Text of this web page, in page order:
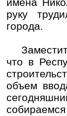
имена
руку
города.
что в
объем
собираемся